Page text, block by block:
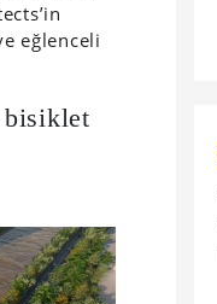
eğlenceli
bisiklet